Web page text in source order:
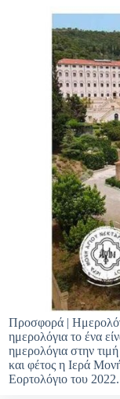
Προσφορά |
ημερολόγια το ένα
ημερολόγια στην
και φέτος η Ιερά
Εορτολόγιο του